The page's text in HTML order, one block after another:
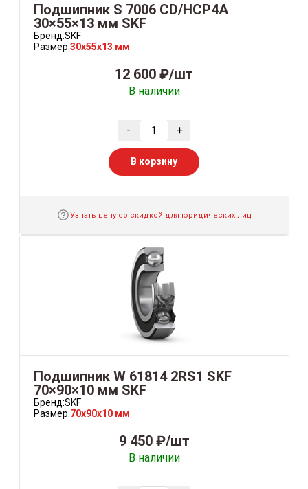
Подшипник S 7006 CD/HCP4A
30×55×13 мм SKF
Бренд:SKF
Размер:30x55x13 мм
12 600 ₽/шт
В наличии
- +
В корзину
Узнать цену со скидкой для юридических лиц
Подшипник W 61814 2RS1 SKF
70×90×10 мм SKF
Бренд:SKF
Размер:70x90x10 мм
9 450 ₽/шт
В наличии